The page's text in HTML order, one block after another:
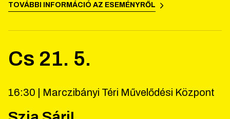
TOVÁBBI INFORMÁCIÓ AZ ESEMÉNYRŐL
Cs 21. 5.
16:30 | Marczibányi Téri Művelődési Központ